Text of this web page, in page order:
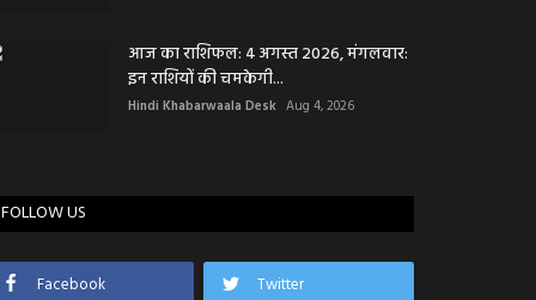
आज का राशिफल: 4 अगस्त 2026, मंगलवार:
इन राशियों की चमकेगी...
Hindi Khabarwaala Desk Aug 4, 2026
FOLLOW US
Facebook Twitter